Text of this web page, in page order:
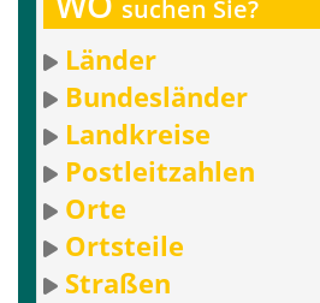
suchen Sie?
Länder
Bundesländer
Landkreise
Postleitzahlen
Orte
Ortsteile
Straßen